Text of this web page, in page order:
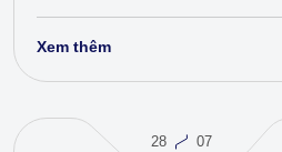
Xem thêm
28 07